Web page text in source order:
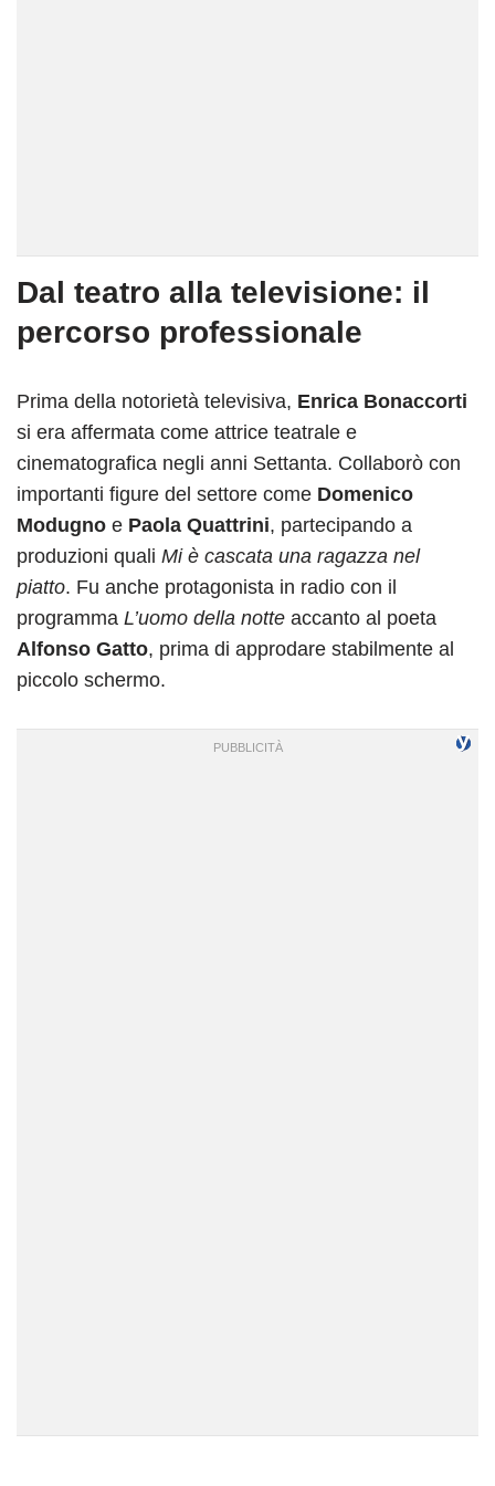
Dal teatro alla televisione: il
percorso professionale
Prima della notorietà televisiva, Enrica Bonaccorti
si era affermata come attrice teatrale e
cinematografica negli anni Settanta. Collaborò con
importanti figure del settore come Domenico
Modugno e Paola Quattrini, partecipando a
produzioni quali Mi è cascata una ragazza nel
piatto. Fu anche protagonista in radio con il
programma L’uomo della notte accanto al poeta
Alfonso Gatto, prima di approdare stabilmente al
piccolo schermo.